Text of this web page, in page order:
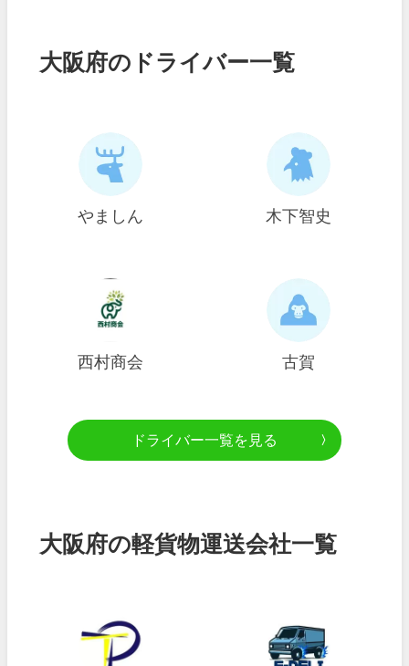
大阪府のドライバー一覧
やましん 木下智史
西村商会 古賀
ドライバー一覧を見る
大阪府の軽貨物運送会社一覧